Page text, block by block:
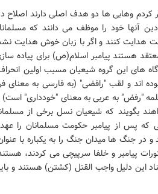
وهابی ها دو هدف اصلی دارند اصلاح
آنها خود را موظف می دانند که
هدایت کنند و اگر با زبان خوش هدایت
هستند پیامبر اسلام(ص) برای پیاده
های این گروه شیعیان مسبب اولین
اند و لقب "رافضی" (به فارسی به معنای
"رفض" به عربی به معنای "خودداری" است)
بگویند که شیعیان نسل برخی از
پس از پیامبر حکومت مسلمانان را
در جنگ ها میدان جنگ را به یکباره با
پیامبر و خلفا سرپیچی می کردند،
این دلیل واجب القتل (کشتن) هستند و